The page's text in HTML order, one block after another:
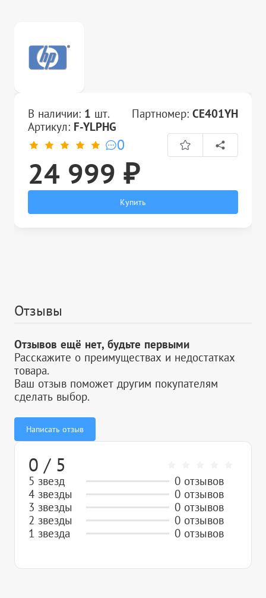
В наличии: 1 шт. Партномер: CE401YH
Артикул: F-YLPHG
0
24 999 ₽
Купить
Отзывы
Отзывов ещё нет, будьте первыми
Расскажите о преимуществах и недостатках
товара.
Ваш отзыв поможет другим покупателям
сделать выбор.
Написать отзыв
0 / 5
5 звезд
0 отзывов
4 звезды
0 отзывов
3 звезды
0 отзывов
2 звезды
0 отзывов
1 звезда
0 отзывов